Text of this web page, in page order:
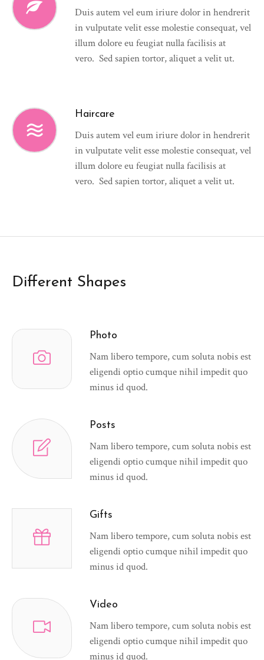
Duis autem vel eum iriure dolor in hendrerit
in vulputate velit esse molestie consequat, vel
illum dolore eu feugiat nulla facilisis at
vero. Sed sapien tortor, aliquet a velit ut.
Haircare
Duis autem vel eum iriure dolor in hendrerit
in vulputate velit esse molestie consequat, vel
illum dolore eu feugiat nulla facilisis at
vero. Sed sapien tortor, aliquet a velit ut.
Different Shapes
Photo
Nam libero tempore, cum soluta nobis est
eligendi optio cumque nihil impedit quo
minus id quod.
Posts
Nam libero tempore, cum soluta nobis est
eligendi optio cumque nihil impedit quo
minus id quod.
Gifts
Nam libero tempore, cum soluta nobis est
eligendi optio cumque nihil impedit quo
minus id quod.
Video
Nam libero tempore, cum soluta nobis est
eligendi optio cumque nihil impedit quo
minus id quod.